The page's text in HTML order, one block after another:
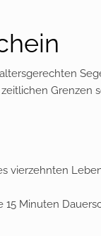
Grenzen
vierzehnten
15 Minuten